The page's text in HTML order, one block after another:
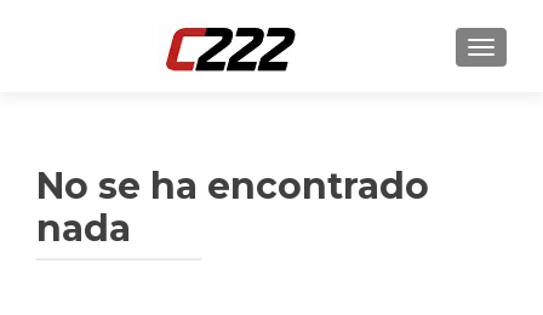
No se ha encontrado
nada